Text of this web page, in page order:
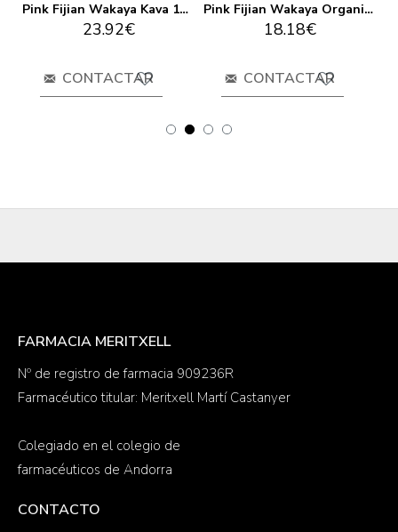
Pink Fijian Wakaya Kava 15 Capsules
23.92€
CONTACTAR
Pink Fijian Wakaya Organic Fijia Turmeric 17gr
18.18€
CONTACTAR
FARMACIA MERITXELL
Nº de registro de farmacia 909236R
Farmacéutico titular: Meritxell Martí Castanyer
Colegiado en el colegio de
farmacéuticos de Andorra
CONTACTO